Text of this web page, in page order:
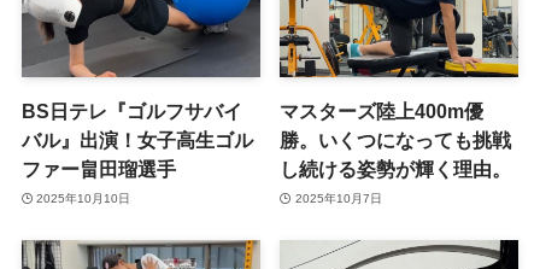
BS日テレ『ゴルフサバイ
バル』出演！女子高生ゴル
ファー畠田瑠選手
2025年10月10日
マスターズ陸上400m優
勝。いくつになっても挑戦
し続ける姿勢が輝く理由。
2025年10月7日